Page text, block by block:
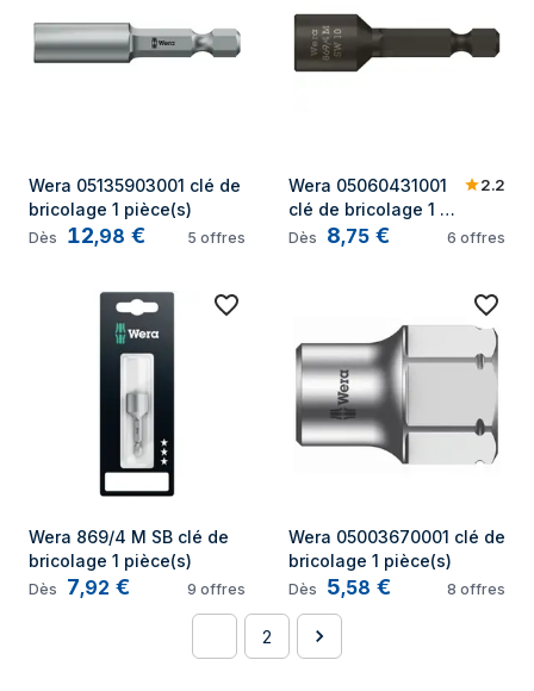
Wera 05135903001 clé de
bricolage 1 pièce(s)
Dès 12,98 € 5 offres
Wera 05060431001
clé de bricolage 1
pièce(s)
2.2
Dès 8,75 € 6 offres
Wera 869/4 M SB clé de
bricolage 1 pièce(s)
Dès 7,92 € 9 offres
Wera 05003670001 clé de
bricolage 1 pièce(s)
Dès 5,58 € 8 offres
2